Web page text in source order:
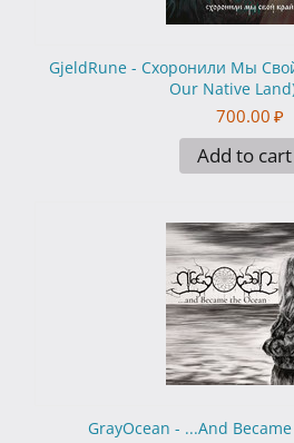
GjeldRune - Схоронили Мы
Our Native
700.00 ₽
Add to cart
GrayOcean - .​.​.And